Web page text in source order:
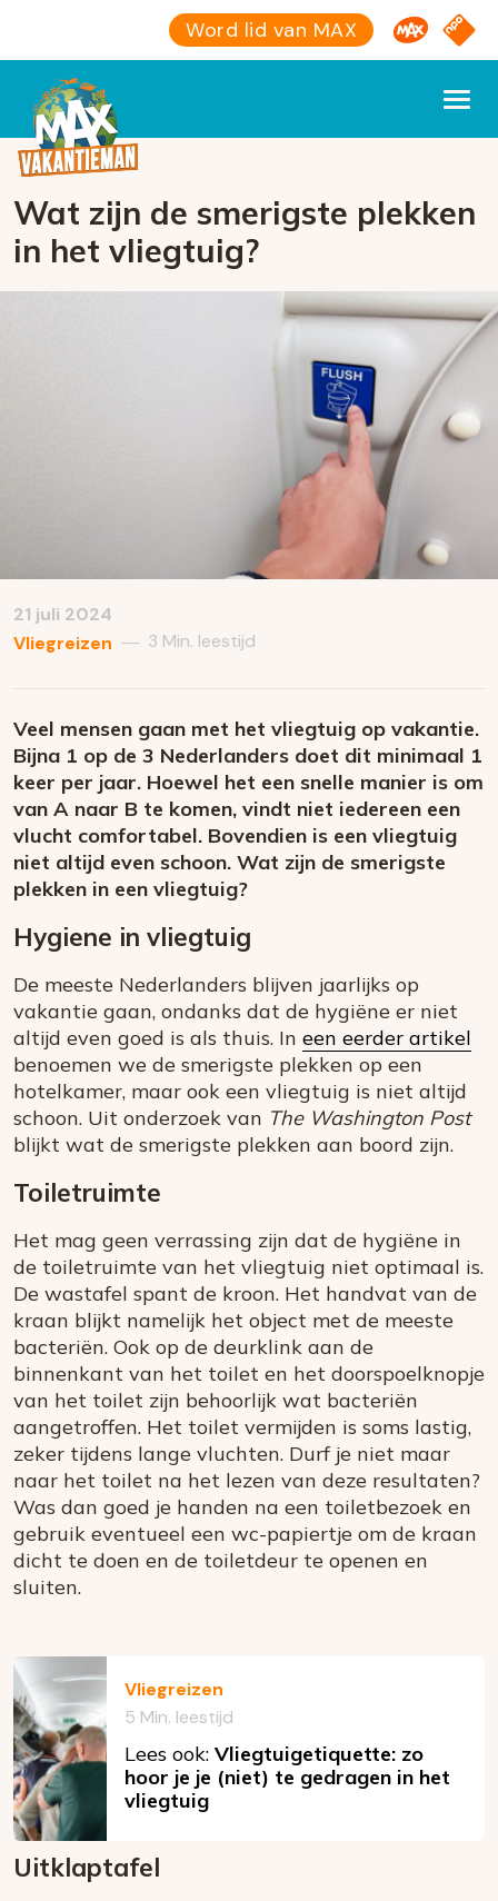
Word lid van MAX Omroep
NPO
Wat zijn de smerigste plekken
in het vliegtuig?
21 juli 2024
Vliegreizen — 3 Min. leestijd
Veel mensen gaan met het vliegtuig op vakantie.
Bijna 1 op de 3 Nederlanders doet dit minimaal 1
keer per jaar. Hoewel het een snelle manier is om
van A naar B te komen, vindt niet iedereen een
vlucht comfortabel. Bovendien is een vliegtuig
niet altijd even schoon. Wat zijn de smerigste
plekken in een vliegtuig?
Hygiene in vliegtuig
De meeste Nederlanders blijven jaarlijks op
vakantie gaan, ondanks dat de hygiëne er niet
altijd even goed is als thuis. In een eerder artikel
benoemen we de smerigste plekken op een
hotelkamer, maar ook een vliegtuig is niet altijd
schoon. Uit onderzoek van The Washington Post
blijkt wat de smerigste plekken aan boord zijn.
Toiletruimte
Het mag geen verrassing zijn dat de hygiëne in
de toiletruimte van het vliegtuig niet optimaal is.
De wastafel spant de kroon. Het handvat van de
kraan blijkt namelijk het object met de meeste
bacteriën. Ook op de deurklink aan de
binnenkant van het toilet en het doorspoelknopje
van het toilet zijn behoorlijk wat bacteriën
aangetroffen. Het toilet vermijden is soms lastig,
zeker tijdens lange vluchten. Durf je niet maar
naar het toilet na het lezen van deze resultaten?
Was dan goed je handen na een toiletbezoek en
gebruik eventueel een wc-papiertje om de kraan
dicht te doen en de toiletdeur te openen en
sluiten.
Vliegreizen
5 Min. leestijd
Lees ook: Vliegtuigetiquette: zo
hoor je je (niet) te gedragen in het
vliegtuig
Uitklaptafel